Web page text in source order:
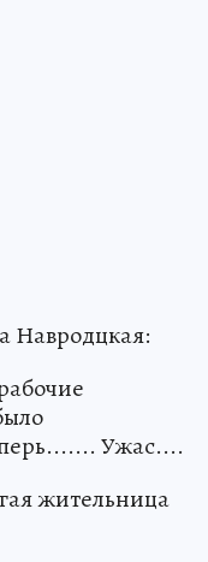
Навродцкая:
Ужас....
жительница